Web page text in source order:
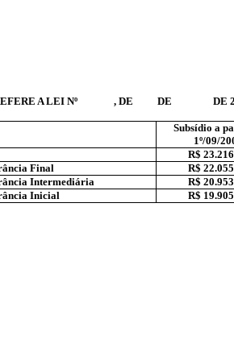
SE REFERE A LEI Nº , DE DE DE
Subsídio a
1º/09/
R$
Final
R$
Intermediária
R$
Inicial
R$